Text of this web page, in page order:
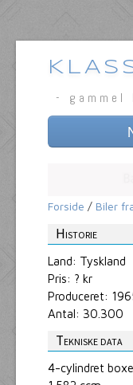
-
Bilmærkerne
Tema
Milepæle
Forside / Biler
Historie
Land: Tyskland
Pris: ? kr
Produceret:
Antal: 30.300
Tekniske data
4-cylindret